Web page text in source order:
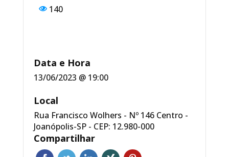
140
Data e Hora
13/06/2023 @ 19:00
Local
Rua Francisco Wolhers - Nº 146 Centro -
Joanópolis-SP - CEP: 12.980-000
Compartilhar